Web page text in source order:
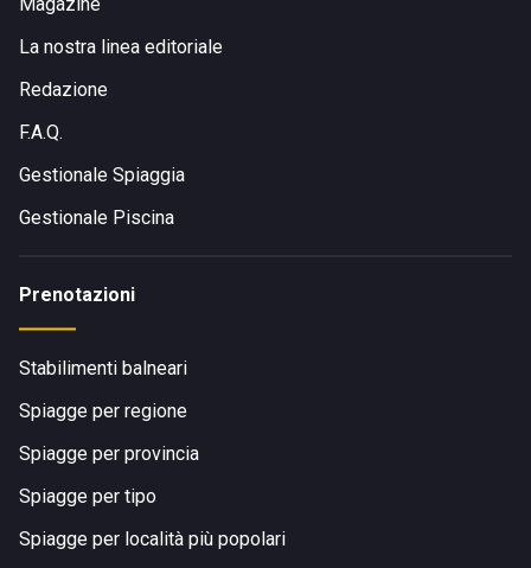
La nostra linea editoriale
Redazione
F.A.Q.
Gestionale Spiaggia
Gestionale Piscina
Prenotazioni
Stabilimenti balneari
Spiagge per regione
Spiagge per provincia
Spiagge per tipo
Spiagge per località più popolari